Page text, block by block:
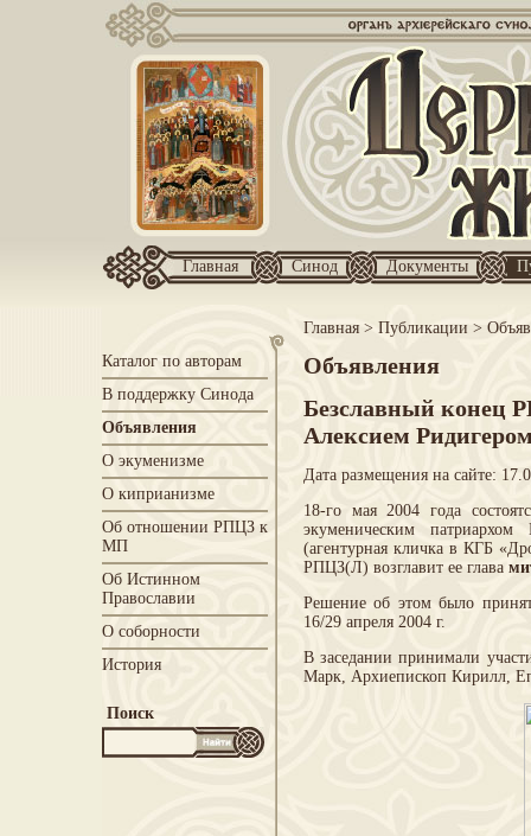
Главная Синод Документы
Главная> Публикации >
Каталог по авторам
В поддержку Синода
Объявления
О экуменизме
О киприанизме
Об отношении РПЦЗ к
МП
Об Истинном
Православии
О соборности
История
Поиск
Объявления
Безславный конец
Алекcием
Дата размещения на сайте:
18-го мая 2004 года
экуменическим
(агентурная кличка в КГБ
РПЦЗ(Л) возглавит ее глава
Решение об этом было
16/29 апреля 2004 г.
В заседании принимали
Марк, Архиепископ Кирилл,